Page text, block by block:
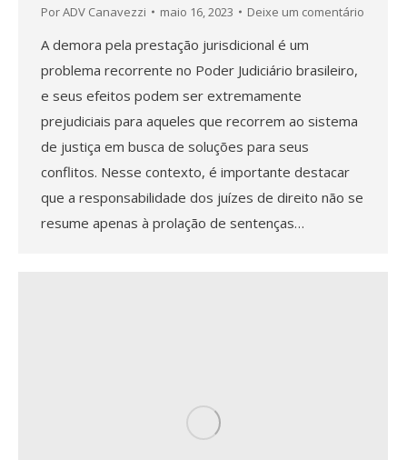
PorADV Canavezzi maio 16, 2023 Deixe um comentário
A demora pela prestação jurisdicional é um
problema recorrente no Poder Judiciário brasileiro,
e seus efeitos podem ser extremamente
prejudiciais para aqueles que recorrem ao sistema
de justiça em busca de soluções para seus
conflitos. Nesse contexto, é importante destacar
que a responsabilidade dos juízes de direito não se
resume apenas à prolação de sentenças…